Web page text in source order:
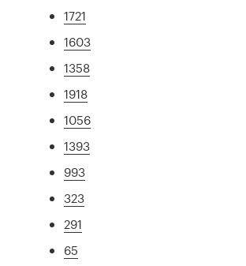
1721
1603
1358
1918
1056
1393
993
323
291
65